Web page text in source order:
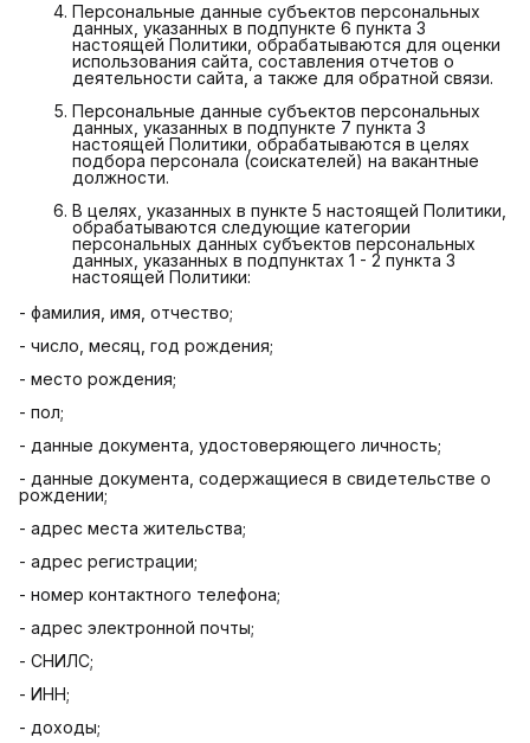
Персональные данные субъектов персональных
данных, указанных в подпункте 6 пункта 3
настоящей Политики, обрабатываются для оценки
использования сайта, составления отчетов о
деятельности сайта, а также для обратной связи.
Персональные данные субъектов персональных
данных, указанных в подпункте 7 пункта 3
настоящей Политики, обрабатываются в целях
подбора персонала (соискателей) на вакантные
должности.
В целях, указанных в пункте 5 настоящей Политики,
обрабатываются следующие категории
персональных данных субъектов персональных
данных, указанных в подпунктах 1 - 2 пункта 3
настоящей Политики:
- фамилия, имя, отчество;
- число, месяц, год рождения;
- место рождения;
- пол;
- данные документа, удостоверяющего личность;
- данные документа, содержащиеся в свидетельстве о
рождении;
- адрес места жительства;
- адрес регистрации;
- номер контактного телефона;
- адрес электронной почты;
- СНИЛС;
- ИНН;
- доходы;